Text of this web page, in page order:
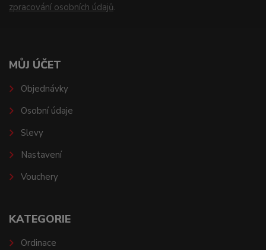
zpracování osobních údajů.
MŮJ ÚČET
Objednávky
Osobní údaje
Slevy
Nastavení
Vouchery
KATEGORIE
Ordinace